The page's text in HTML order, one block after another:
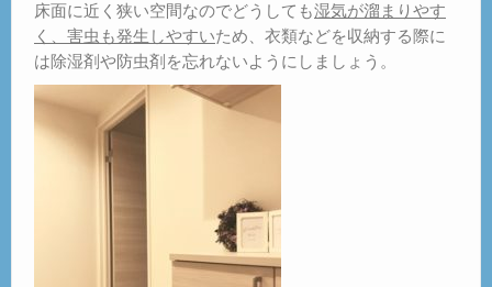
床面に近く狭い空間なのでどうしても湿気が溜まりやす
く、害虫も発生しやすいため、衣類などを収納する際に
は除湿剤や防虫剤を忘れないようにしましょう。